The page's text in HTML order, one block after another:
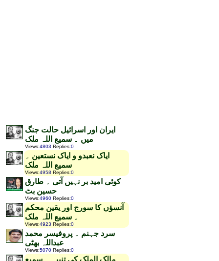
ایران اور اسرائیل حالت جنگ
میں ۔ سمیع اللہ ملک
Views:4803 Replies:0
ایاک نعبدو و ایاک نستعین ۔
سمیع اللہ ملک
Views:4958 Replies:0
کوئی امید بر نہیں آتی ۔ طارق
حسین بٹ
Views:4960 Replies:0
آنسؤں کا سورج اور یقین محکم
۔ سمیع اللہ ملک
Views:4923 Replies:0
سرد جہنم ۔ پروفیسر محمد
عبداللہ بھٹی
Views:5070 Replies:0